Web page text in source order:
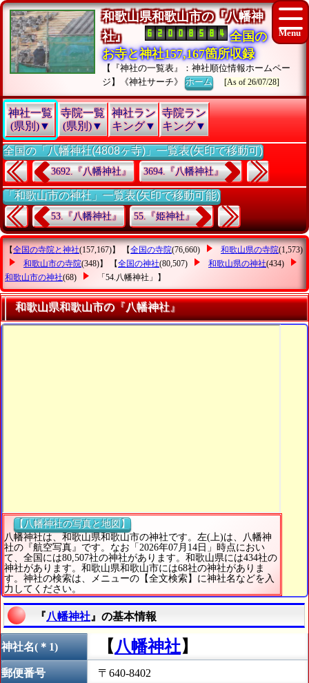
和歌山県和歌山市の『八幡神
社』
全国の
お寺と神社157,167箇所収録
【『神社の一覧表』：神社順位情報ホームペー
ジ】《神社サーチ》ホーム [As of 26/07/28]
神社一覧
(県別)▼
寺院一覧
(県別)▼
神社ラン
キング▼
寺院ラン
キング▼
全国の「八幡神社(4808ヶ寺)」一覧表(矢印で移動可)
3692.『八幡神社』 3694.『八幡神社』
「和歌山市の神社」一覧表(矢印で移動可能)
53.『八幡神社』 55.『姫神社』
【全国の寺院と神社(157,167)】 【全国の寺院(76,660) 和歌山県の寺院(1,573)
和歌山市の寺院(348)】 【全国の神社(80,507) 和歌山県の神社(434)
和歌山市の神社(68) 「54.八幡神社」 】
和歌山県和歌山市の『八幡神社』
【八幡神社の写真と地図】
八幡神社は、和歌山県和歌山市の神社です。左(上)は、八幡神
社の『航空写真』です。なお「2026年07月14日」時点におい
て、全国には80,507社の神社があります。和歌山県には434社の
神社があります。和歌山県和歌山市には68社の神社がありま
す。神社の検索は、メニューの【全文検索】に神社名などを入
力してください。
『八幡神社 』の基本情報
神社名(＊1) 【 八幡神社】
郵便番号 〒640-8402